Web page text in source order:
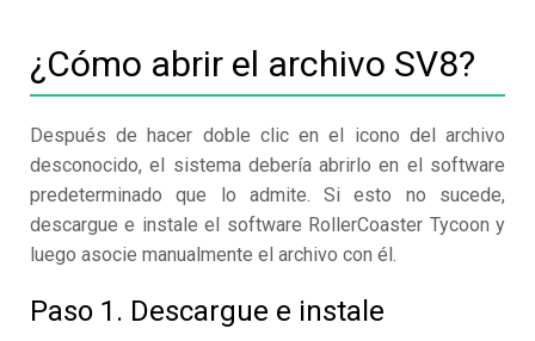
¿Cómo abrir el archivo SV8?
Después de hacer doble clic en el icono del archivo
desconocido, el sistema debería abrirlo en el software
predeterminado que lo admite. Si esto no sucede,
descargue e instale el software RollerCoaster Tycoon y
luego asocie manualmente el archivo con él.
Paso 1. Descargue e instale